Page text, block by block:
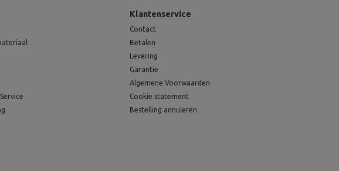
Klantenservice
Contact
Betalen
Levering
Garantie
Algemene Voorwaarden
Cookie statement
Bestelling annuleren